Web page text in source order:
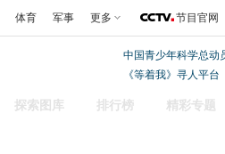
体育 军事 更多 节目官网
中国青少年科学总动
《等着我》寻人平台
探索图库 排行榜 精彩专题